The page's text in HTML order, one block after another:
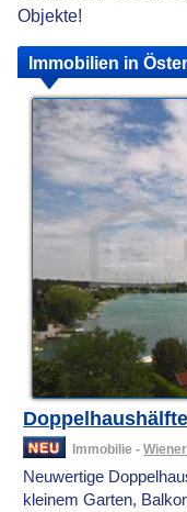
Objekte!
Immobilien in
Immobilie -
Neuwertige
kleinem Garten,